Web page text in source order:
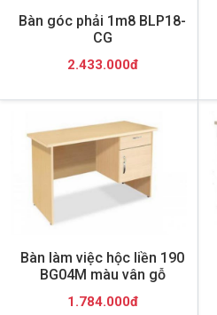
Bàn góc phải 1m8 BLP18-
CG
2.433.000đ
Bàn làm việc hộc liền 190
BG04M màu vân gỗ
1.784.000đ